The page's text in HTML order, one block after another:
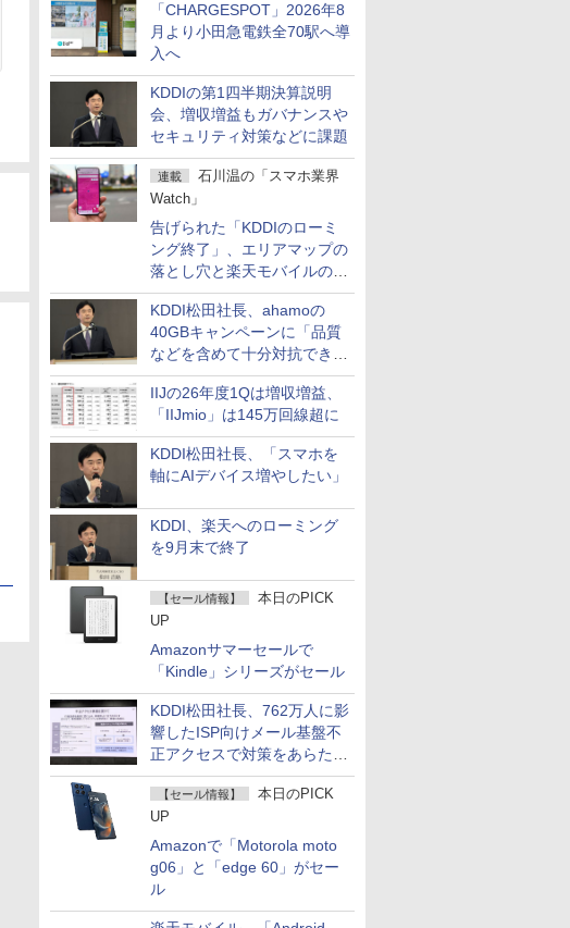
「CHARGESPOT」2026年8
月より小田急電鉄全70駅へ導
入へ
KDDIの第1四半期決算説明
会、増収増益もガバナンスや
セキュリティ対策などに課題
連載
石川温の「スマホ業界
Watch」
告げられた「KDDIのローミ
ング終了」、エリアマップの
落とし穴と楽天モバイルの課
題
KDDI松田社長、ahamoの
40GBキャンペーンに「品質
などを含めて十分対抗でき
る」
IIJの26年度1Qは増収増益、
「IIJmio」は145万回線超に
KDDI松田社長、「スマホを
軸にAIデバイス増やしたい」
KDDI、楽天へのローミング
を9月末で終了
【セール情報】
本日のPICK
UP
Amazonサマーセールで
「Kindle」シリーズがセール
KDDI松田社長、762万人に影
響したISP向けメール基盤不
正アクセスで対策をあらため
て説明
【セール情報】
本日のPICK
UP
Amazonで「Motorola moto
g06」と「edge 60」がセー
ル